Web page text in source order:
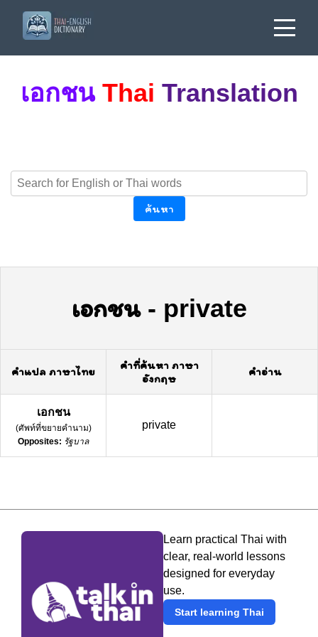
เอกชน Thai Translation
ค้นหา
เอกชน- private
คำแปล ภาษาไทย
คำที่ค้นหา ภาษา
อังกฤษ
คำอ่าน
เอกชน
(ศัพท์ที่ขยายคำนาม)
Opposites: รัฐบาล
private
Learn practical Thai with
clear, real-world lessons
designed for everyday
use.
Start learning Thai